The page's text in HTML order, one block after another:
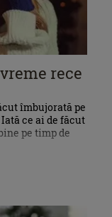
rece
îmbujorată pe
ce ai de făcut
pe timp de